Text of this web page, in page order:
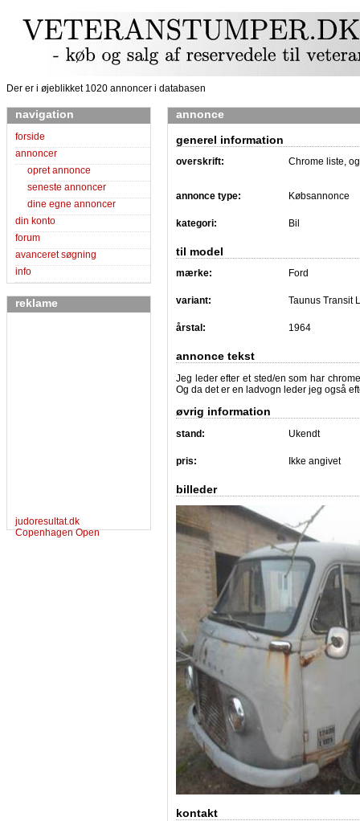
Der er i øjeblikket 1020 annoncer i databasen
navigation
forside
annoncer
opret annonce
seneste annoncer
dine egne annoncer
din konto
forum
avanceret søgning
info
reklame
judoresultat.dk
Copenhagen Open
annonce
generel information
overskrift: Chrome liste,
annonce type: Købsannonce
kategori: Bil
til model
mærke: Ford
variant: Taunus Transit
årstal: 1964
annonce tekst
Jeg leder efter et sted/en som har
Og da det er en ladvogn leder jeg også
øvrig information
stand: Ukendt
pris: Ikke angivet
billeder
kontakt